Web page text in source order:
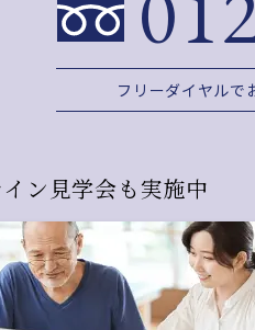
フリーダイヤル
ン見学会も実施中